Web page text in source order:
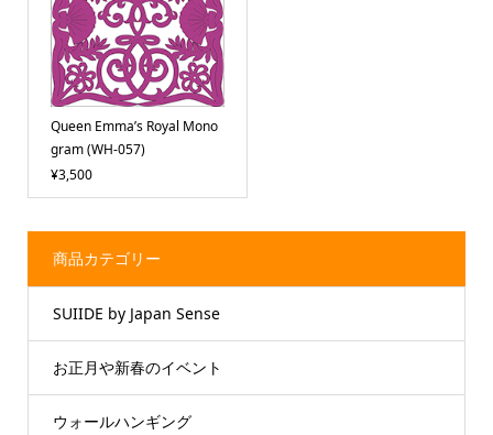
Queen Emma’s Royal Mono
gram (WH-057)
¥3,500
商品カテゴリー
SUIIDE by Japan Sense
お正月や新春のイベント
ウォールハンギング